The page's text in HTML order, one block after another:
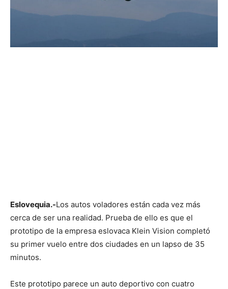
Eslovequia.-Los autos voladores están cada vez más
cerca de ser una realidad. Prueba de ello es que el
prototipo de la empresa eslovaca Klein Vision completó
su primer vuelo entre dos ciudades en un lapso de 35
minutos.
Este prototipo parece un auto deportivo con cuatro